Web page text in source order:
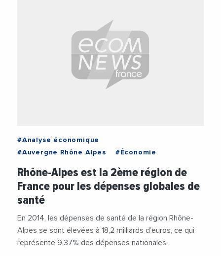
#Analyse économique
#Auvergne Rhône Alpes
#Économie
Rhône-Alpes est la 2ème région de
France pour les dépenses globales de
santé
En 2014, les dépenses de santé de la région Rhône-
Alpes se sont élevées à 18,2 milliards d’euros, ce qui
représente 9,37% des dépenses nationales.